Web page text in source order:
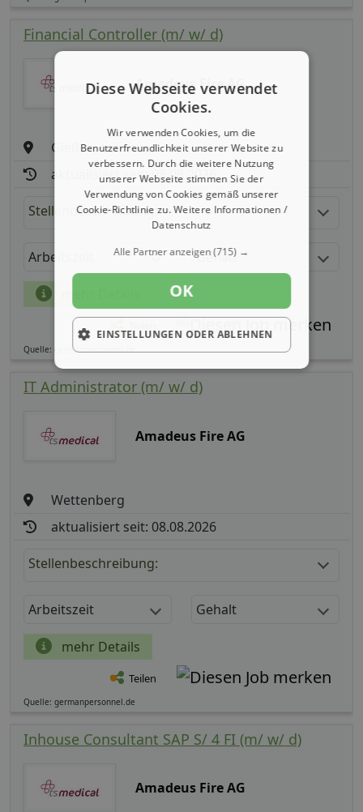
Financial Controller (m/ w/ d)
Amadeus Fire AG
Gießen, Lahn
aktualisiert seit: 08.08.2026
Stellenbeschreibung:
Arbeitszeit Gehalt
Quelle: germanpersonnel.de
IT Administrator (m/ w/ d)
Amadeus Fire AG
Wettenberg
aktualisiert seit: 08.08.2026
Stellenbeschreibung:
Arbeitszeit Gehalt
mehr Details
Teilen
Quelle: germanpersonnel.de
Inhouse Consultant SAP S/ 4 FI (m/ w/ d)
Amadeus Fire AG
Diese Webseite verwendet
Cookies.
Wir verwenden Cookies, um die
Benutzerfreundlichkeit unserer Website zu
verbessern. Durch die weitere Nutzung
unserer Webseite stimmen Sie der
Verwendung von Cookies gemäß unserer
Cookie-Richtlinie zu.Weitere Informationen /
Datenschutz
Alle Partner anzeigen(715) →
OK
EINSTELLUNGEN ODER ABLEHNEN